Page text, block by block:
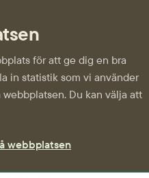
för att ge dig en bra
in statistik som vi använder
Du kan välja att
webbplatsen